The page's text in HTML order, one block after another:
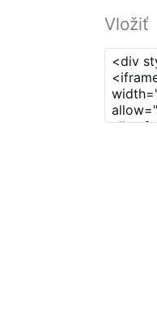
Vložiť